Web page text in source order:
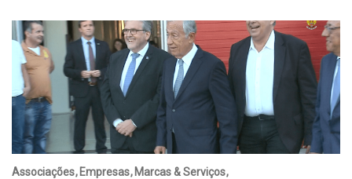
Associações Empresas Marcas & Serviços